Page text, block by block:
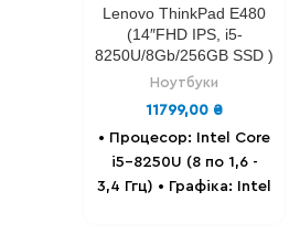
Lenovo ThinkPad E480
(14″FHD IPS, i5-
8250U/8Gb/256GB SSD )
Ноутбуки
11799,00 ₴
• Процесор: Intel Сore
i5-8250U (8 по 1,6 -
3,4 Ггц) • Графіка: Intel